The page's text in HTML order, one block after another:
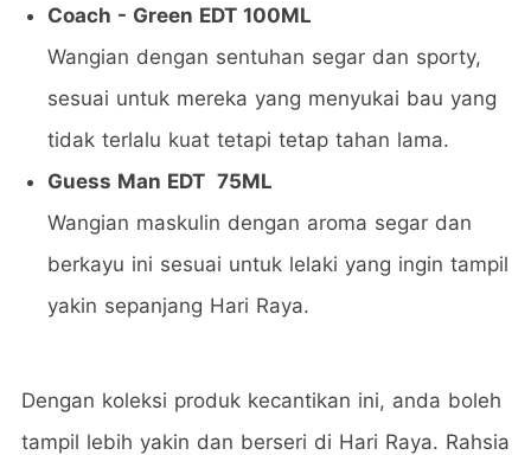
Coach - Green EDT 100ML
Wangian dengan sentuhan segar dan sporty,
sesuai untuk mereka yang menyukai bau yang
tidak terlalu kuat tetapi tetap tahan lama.
Guess Man EDT 75ML
Wangian maskulin dengan aroma segar dan
berkayu ini sesuai untuk lelaki yang ingin tampil
yakin sepanjang Hari Raya.
Dengan koleksi produk kecantikan ini, anda boleh
tampil lebih yakin dan berseri di Hari Raya. Rahsia